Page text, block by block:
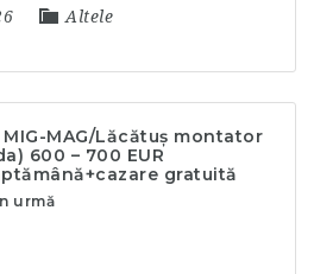
Altele
MIG-MAG/Lăcătuș montator
600 – 700 EUR
gratuită
urmă